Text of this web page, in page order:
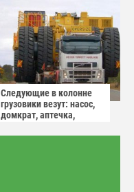
Следующие в колонне
грузовики везут: насос,
домкрат, аптечка,